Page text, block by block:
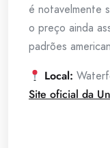
é notavelmente
o preço ainda
padrões
Local:
Site oficial da